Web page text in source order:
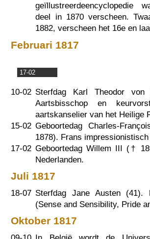
geïllustreerdeencyclopedie
deel in 1870 verscheen.
1882, verscheen het 16e en
Februari 1817
17-02
10-02 Sterfdag Karl Theodor von
Aartsbisschop en
aartskanselier van het Heilige
15-02 Geboortedag Charles-
1878). Frans
17-02 Geboortedag Willem III (†
Nederlanden.
Juli 1817
18-07 Sterfdag Jane Austen (41).
(Sense and Sensibility, Pride
Oktober 1817